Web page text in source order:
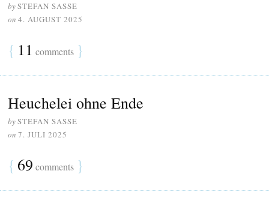
bySTEFAN SASSE
on 4. AUGUST 2025
{ 11 comments }
Heuchelei ohne Ende
bySTEFAN SASSE
on 7. JULI 2025
{ 69 comments }